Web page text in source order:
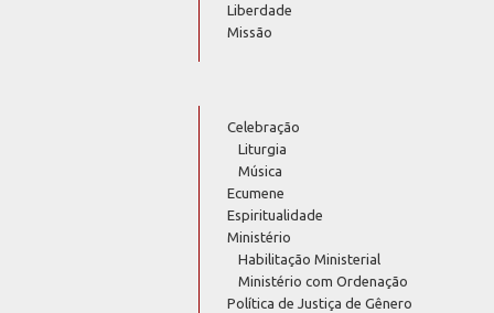
Liberdade
Missão
Celebração
Liturgia
Música
Ecumene
Espiritualidade
Ministério
Habilitação Ministerial
Ministério com Ordenação
Política de Justiça de Gênero